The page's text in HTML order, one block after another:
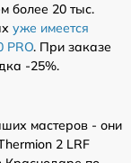
более 20 тыс.
уже имеется
PRO. При заказе
-25%.
мастеров - они
2 LRF